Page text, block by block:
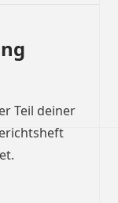
Teil deiner